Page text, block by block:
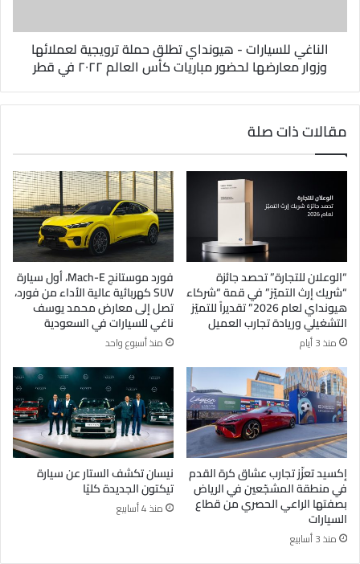
الناغي للسيارات - هيونداي تطلق حملة ترويجية لعملائها
وزوار معارضها لحضور مباريات كأس العالم ٢٠٢٢ في قطر
مقالات ذات صلة
“الوعلان للتجارة” تحصد جائزة
“شريك إرث التميّز” في قمة “شركاء
هيونداي لعام 2026” تقديراً للتميّز
التشغيلي وريادة تجارب العميل
منذ 3 أيام
فورد موستانج Mach-E، أول سيارة
SUV كهربائية عالية الأداء من فورد،
تصل إلى معارض محمد يوسف
ناغي للسيارات في السعودية
منذ أسبوع واحد
إكسيد تعزّز تجارب عشاق كرة القدم
في منطقة المشجّعين في الرياض
بصفتها الراعي الحصري من قطاع
السيارات
منذ 3 أسابيع
نيسان تكشف الستار عن سيارة
تيكتون الجديدة كليًا
منذ 4 أسابيع